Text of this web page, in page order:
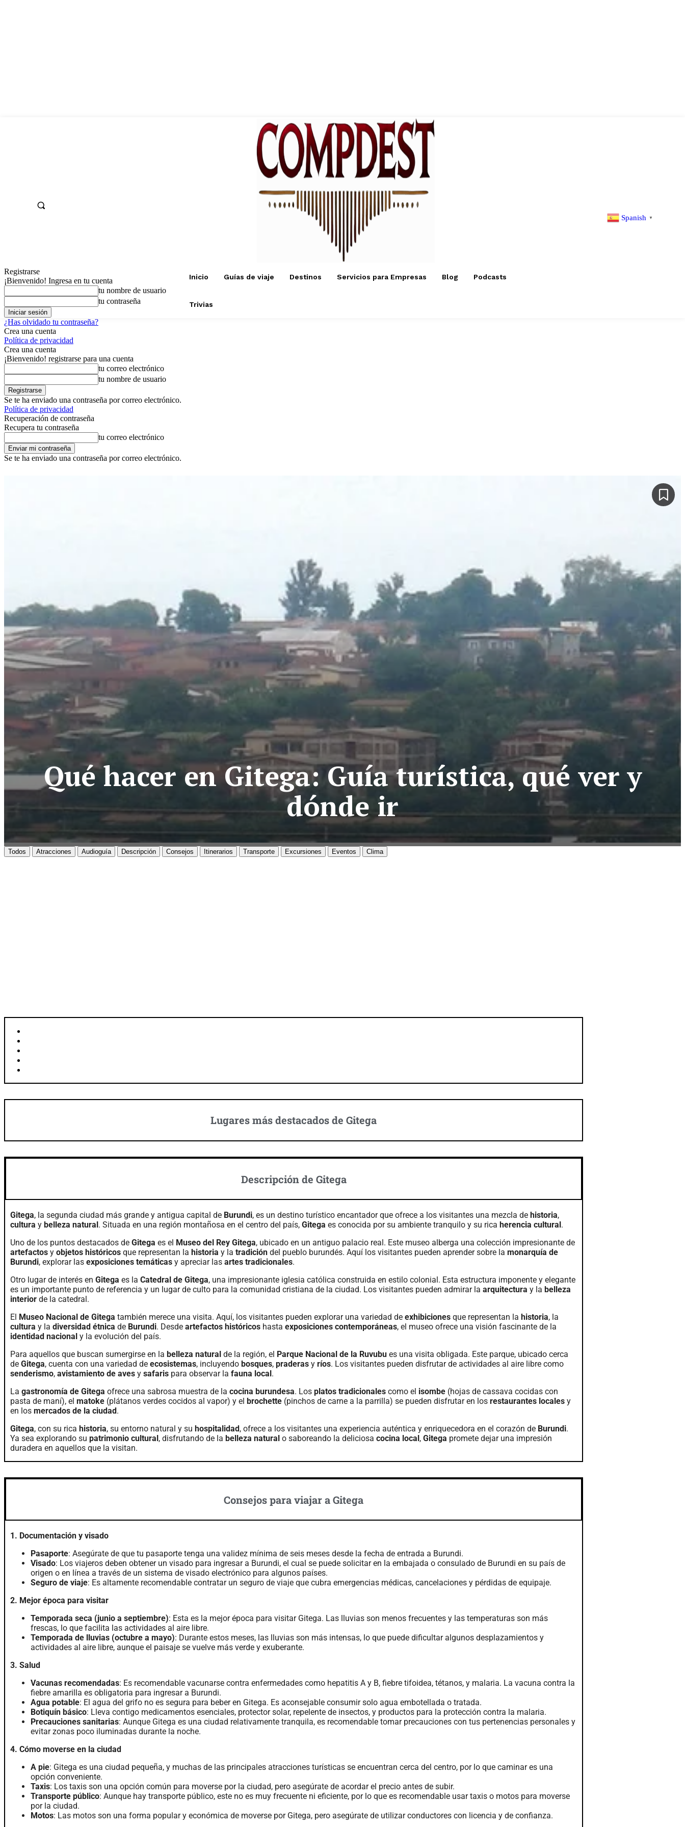
Inicio Guías de viaje Destinos Servicios para Empresas Blog Podcasts
Trivias
Spanish ▼
Registrarse
¡Bienvenido! Ingresa en tu cuenta
tu nombre de usuario
tu contraseña
¿Has olvidado tu contraseña?
Crea una cuenta
Política de privacidad
Crea una cuenta
¡Bienvenido! registrarse para una cuenta
tu correo electrónico
tu nombre de usuario
Se te ha enviado una contraseña por correo electrónico.
Política de privacidad
Recuperación de contraseña
Recupera tu contraseña
tu correo electrónico
Se te ha enviado una contraseña por correo electrónico.
Qué hacer en Gitega: Guía turística, qué ver y
dónde ir
Todos Atracciones Audioguía Descripción Consejos Itinerarios Transporte Excursiones Eventos Clima
Lugares más destacados de Gitega
Descripción de Gitega
Gitega, la segunda ciudad más grande y antigua capital de Burundi, es un destino turístico encantador que ofrece a los visitantes una mezcla de historia,
cultura y belleza natural . Situada en una región montañosa en el centro del país, Gitega es conocida por su ambiente tranquilo y su rica herencia cultural .
Uno de los puntos destacados de Gitega es el Museo del Rey Gitega, ubicado en un antiguo palacio real. Este museo alberga una colección impresionante de
artefactos y objetos históricos que representan la historia y la tradición del pueblo burundés. Aquí los visitantes pueden aprender sobre la monarquía de
Burundi, explorar las exposiciones temáticas y apreciar las artes tradicionales.
Otro lugar de interés en Gitega es la Catedral de Gitega, una impresionante iglesia católica construida en estilo colonial. Esta estructura imponente y elegante
es un importante punto de referencia y un lugar de culto para la comunidad cristiana de la ciudad. Los visitantes pueden admirar la arquitectura y la belleza
interior de la catedral.
El Museo Nacional de Gitega también merece una visita. Aquí, los visitantes pueden explorar una variedad de exhibiciones que representan la historia, la
cultura y la diversidad étnica de Burundi. Desde artefactos históricos hasta exposiciones contemporáneas, el museo ofrece una visión fascinante de la
identidad nacional y la evolución del país.
Para aquellos que buscan sumergirse en la belleza natural de la región, el Parque Nacional de la Ruvubu es una visita obligada. Este parque, ubicado cerca
de Gitega, cuenta con una variedad de ecosistemas, incluyendo bosques, praderas y ríos. Los visitantes pueden disfrutar de actividades al aire libre como
senderismo, avistamiento de aves y safaris para observar la fauna local .
La gastronomía de Gitega ofrece una sabrosa muestra de la cocina burundesa. Los platos tradicionales como el isombe (hojas de cassava cocidas con
pasta de maní), el matoke (plátanos verdes cocidos al vapor) y el brochette (pinchos de carne a la parrilla) se pueden disfrutar en los restaurantes locales y
en los mercados de la ciudad .
Gitega, con su rica historia, su entorno natural y su hospitalidad , ofrece a los visitantes una experiencia auténtica y enriquecedora en el corazón de Burundi.
Ya sea explorando su patrimonio cultural , disfrutando de la belleza natural o saboreando la deliciosa cocina local , Gitega promete dejar una impresión
duradera en aquellos que la visitan.
Consejos para viajar a Gitega
1. Documentación y visado
Pasaporte: Asegúrate de que tu pasaporte tenga una validez mínima de seis meses desde la fecha de entrada a Burundi.
Visado: Los viajeros deben obtener un visado para ingresar a Burundi, el cual se puede solicitar en la embajada o consulado de Burundi en su país de
origen o en línea a través de un sistema de visado electrónico para algunos países.
Seguro de viaje: Es altamente recomendable contratar un seguro de viaje que cubra emergencias médicas, cancelaciones y pérdidas de equipaje.
2. Mejor época para visitar
Temporada seca (junio a septiembre): Esta es la mejor época para visitar Gitega. Las lluvias son menos frecuentes y las temperaturas son más
frescas, lo que facilita las actividades al aire libre.
Temporada de lluvias (octubre a mayo): Durante estos meses, las lluvias son más intensas, lo que puede dificultar algunos desplazamientos y
actividades al aire libre, aunque el paisaje se vuelve más verde y exuberante.
3. Salud
Vacunas recomendadas: Es recomendable vacunarse contra enfermedades como hepatitis A y B, fiebre tifoidea, tétanos, y malaria. La vacuna contra la
fiebre amarilla es obligatoria para ingresar a Burundi.
Agua potable: El agua del grifo no es segura para beber en Gitega. Es aconsejable consumir solo agua embotellada o tratada.
Botiquín básico: Lleva contigo medicamentos esenciales, protector solar, repelente de insectos, y productos para la protección contra la malaria.
Precauciones sanitarias: Aunque Gitega es una ciudad relativamente tranquila, es recomendable tomar precauciones con tus pertenencias personales y
evitar zonas poco iluminadas durante la noche.
4. Cómo moverse en la ciudad
A pie: Gitega es una ciudad pequeña, y muchas de las principales atracciones turísticas se encuentran cerca del centro, por lo que caminar es una
opción conveniente.
Taxis: Los taxis son una opción común para moverse por la ciudad, pero asegúrate de acordar el precio antes de subir.
Transporte público: Aunque hay transporte público, este no es muy frecuente ni eficiente, por lo que es recomendable usar taxis o motos para moverse
por la ciudad.
Motos: Las motos son una forma popular y económica de moverse por Gitega, pero asegúrate de utilizar conductores con licencia y de confianza.